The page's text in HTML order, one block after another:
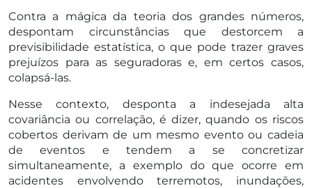
Contra a mágica da teoria dos grandes números,
despontam circunstâncias que destorcem a
previsibilidade estatística, o que pode trazer graves
prejuízos para as seguradoras e, em certos casos,
colapsá-las.
Nesse contexto, desponta a indesejada alta
covariância ou correlação, é dizer, quando os riscos
cobertos derivam de um mesmo evento ou cadeia
de eventos e tendem a se concretizar
simultaneamente, a exemplo do que ocorre em
acidentes envolvendo terremotos, inundações,